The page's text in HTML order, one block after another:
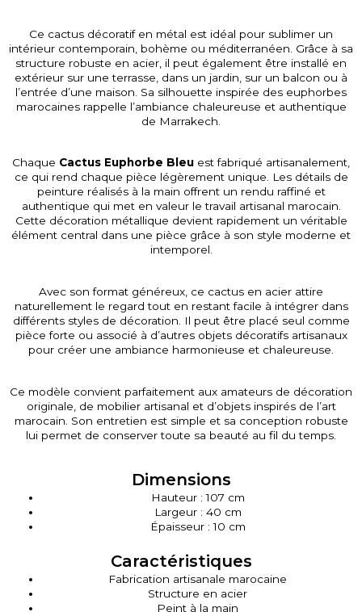
Ce cactus décoratif en métal est idéal pour sublimer un
intérieur contemporain, bohème ou méditerranéen. Grâce à sa
structure robuste en acier, il peut également être installé en
extérieur sur une terrasse, dans un jardin, sur un balcon ou à
l’entrée d’une maison. Sa silhouette inspirée des euphorbes
marocaines rappelle l’ambiance chaleureuse et authentique
de Marrakech.
Chaque Cactus Euphorbe Bleu est fabriqué artisanalement,
ce qui rend chaque pièce légèrement unique. Les détails de
peinture réalisés à la main offrent un rendu raffiné et
authentique qui met en valeur le travail artisanal marocain.
Cette décoration métallique devient rapidement un véritable
élément central dans une pièce grâce à son style moderne et
intemporel.
Avec son format généreux, ce cactus en acier attire
naturellement le regard tout en restant facile à intégrer dans
différents styles de décoration. Il peut être placé seul comme
pièce forte ou associé à d’autres objets décoratifs artisanaux
pour créer une ambiance harmonieuse et chaleureuse.
Ce modèle convient parfaitement aux amateurs de décoration
originale, de mobilier artisanal et d’objets inspirés de l’art
marocain. Son entretien est simple et sa conception robuste
lui permet de conserver toute sa beauté au fil du temps.
Dimensions
Hauteur : 107 cm
Largeur : 40 cm
Épaisseur : 10 cm
Caractéristiques
Fabrication artisanale marocaine
Structure en acier
Peint à la main